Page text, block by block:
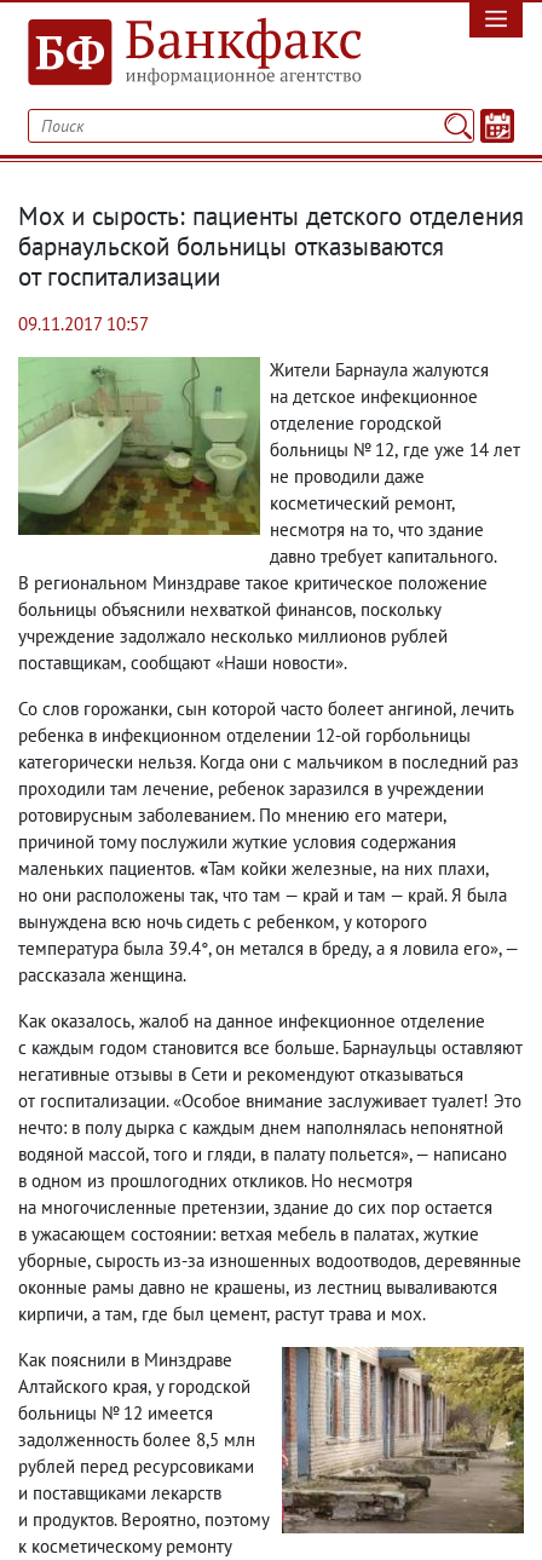
Мох и сырость: пациенты детского отделения
барнаульской больницы отказываются
от госпитализации
09.11.2017 10:57
Жители Барнаула жалуются
на детское инфекционное
отделение городской
больницы № 12, где уже 14 лет
не проводили даже
косметический ремонт,
несмотря на то, что здание
давно требует капитального.
В региональном Минздраве такое критическое положение
больницы объяснили нехваткой финансов, поскольку
учреждение задолжало несколько миллионов рублей
поставщикам, сообщают «Наши новости».
Со слов горожанки, сын которой часто болеет ангиной, лечить
ребенка в инфекционном отделении 12-ой горбольницы
категорически нельзя. Когда они с мальчиком в последний раз
проходили там лечение, ребенок заразился в учреждении
ротовирусным заболеванием. По мнению его матери,
причиной тому послужили жуткие условия содержания
маленьких пациентов. «Там койки железные, на них плахи,
но они расположены так, что там — край и там — край. Я была
вынуждена всю ночь сидеть с ребенком, у которого
температура была 39.4°, он метался в бреду, а я ловила его», —
рассказала женщина.
Как оказалось, жалоб на данное инфекционное отделение
с каждым годом становится все больше. Барнаульцы оставляют
негативные отзывы в Сети и рекомендуют отказываться
от госпитализации. «Особое внимание заслуживает туалет! Это
нечто: в полу дырка с каждым днем наполнялась непонятной
водяной массой, того и гляди, в палату польется», — написано
в одном из прошлогодних откликов. Но несмотря
на многочисленные претензии, здание до сих пор остается
в ужасающем состоянии: ветхая мебель в палатах, жуткие
уборные, сырость из-за изношенных водоотводов, деревянные
оконные рамы давно не крашены, из лестниц вываливаются
кирпичи, а там, где был цемент, растут трава и мох.
Как пояснили в Минздраве
Алтайского края, у городской
больницы № 12 имеется
задолженность более 8,5 млн
рублей перед ресурсовиками
и поставщиками лекарств
и продуктов. Вероятно, поэтому
к косметическому ремонту